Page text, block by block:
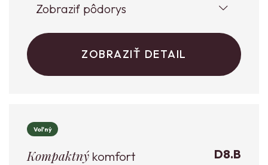
Zobraziť pôdorys
ZOBRAZIŤ DETAIL
D8.B
Kompaktný komfort
Voľný